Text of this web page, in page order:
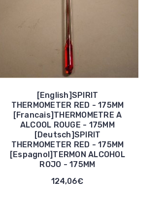
[English]SPIRIT
THERMOMETER RED - 175MM
[Francais]THERMOMETRE A
ALCOOL ROUGE - 175MM
[Deutsch]SPIRIT
THERMOMETER RED - 175MM
[Espagnol]TERMON ALCOHOL
ROJO - 175MM
124,06€